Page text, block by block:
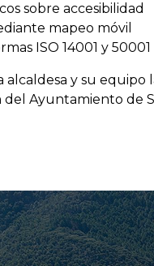
sobre accesibilidad
mapeo móvil
ISO 14001 y 50001
y su
del Ayuntamiento